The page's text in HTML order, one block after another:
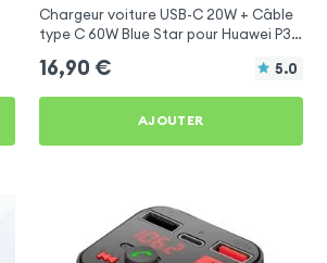
Chargeur voiture USB-C 20W + Câble
type C 60W Blue Star pour Huawei P30
16,90 € 5.0
AJOUTER